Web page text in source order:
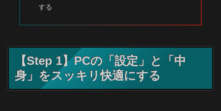
する
【Step 1】PCの「設定」と「中
身」をスッキリ快適にする